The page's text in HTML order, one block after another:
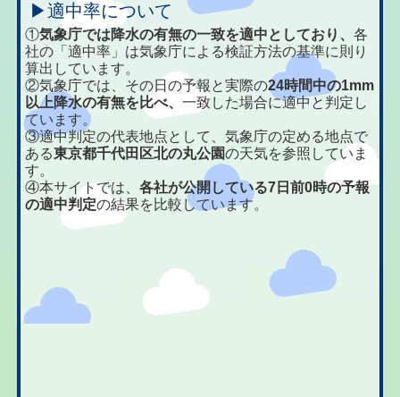
▶適中率について
①気象庁では降水の有無の一致を適中としており、各
社の「適中率」は気象庁による検証方法の基準に則り
算出しています。
②気象庁では、その日の予報と実際の24時間中の1mm
以上降水の有無を比べ、一致した場合に適中と判定し
ています。
③適中判定の代表地点として、気象庁の定める地点で
ある東京都千代田区北の丸公園の天気を参照していま
す。
④本サイトでは、各社が公開している7日前0時の予報
の適中判定の結果を比較しています。